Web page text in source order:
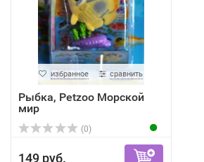
избранное сравнить
Рыбка, Petzoo Морской
мир
(0)
149 руб.